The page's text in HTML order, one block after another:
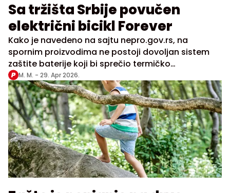
Sa tržišta Srbije povučen
električni bicikl Forever
Kako je navedeno na sajtu nepro.gov.rs, na
spornim proizvodima ne postoji dovoljan sistem
zaštite baterije koji bi sprečio termičko
pregrejavanje baterije
M. M. - 29. Apr 2026.